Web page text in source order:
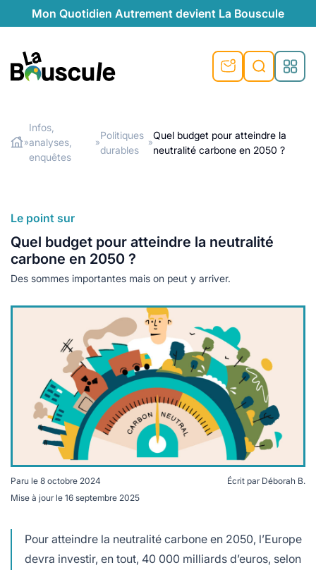
Mon Quotidien Autrement devient La Bouscule
et durable
au naturel
végétariennes
locales
plus de recyclage
naturel
témoignages
saison
douce
Rechercher
»
Infos,
analyses,
enquêtes
»
Politiques
durables
»
Quel budget pour atteindre la
neutralité carbone en 2050 ?
Le point sur
Quel budget pour atteindre la neutralité
carbone en 2050 ?
Des sommes importantes mais on peut y arriver.
L'Europe a pour objectif d'atteindre la neutralité carbone
Paru le 8 octobre 2024
Mise à jour le 16 septembre 2025
Écrit par Déborah B.
Pour atteindre la neutralité carbone en 2050, l’Europe
devra investir, en tout, 40 000 milliards d’euros, selon